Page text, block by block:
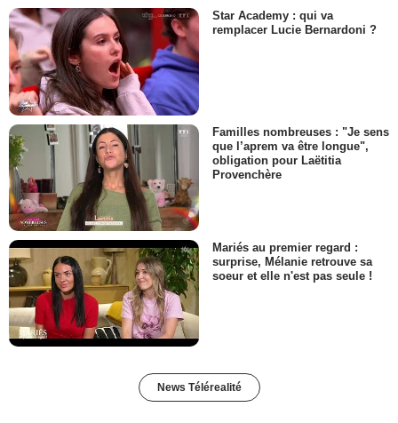
Star Academy : qui va
remplacer Lucie Bernardoni ?
Familles nombreuses : "Je sens
que l’aprem va être longue",
obligation pour Laëtitia
Provenchère
Mariés au premier regard :
surprise, Mélanie retrouve sa
soeur et elle n'est pas seule !
News Télérealité